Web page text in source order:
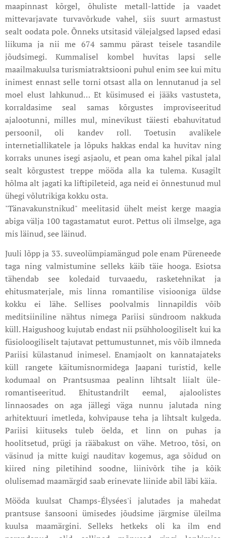
maapinnast kõrgel, õhuliste metall-lattide ja vaadet
mittevarjavate turvavõrkude vahel, siis suurt armastust
sealt oodata pole. Õnneks utsitasid välejalgsed lapsed edasi
liikuma ja nii me 674 sammu pärast teisele tasandile
jõudsimegi. Kummalisel kombel huvitas lapsi selle
maailmakuulsa turismiatraktsiooni puhul enim see kui mitu
inimest ennast selle torni otsast alla on lennutanud ja sel
moel elust lahkunud… Et küsimused ei jääks vastusteta,
korraldasime seal samas kõrgustes improviseeritud
ajalootunni, milles mul, minevikust täiesti ebahuvitatud
persoonil, oli kandev roll. Toetusin avalikele
internetiallikatele ja lõpuks hakkas endal ka huvitav ning
korraks ununes isegi asjaolu, et pean oma kahel pikal jalal
sealt kõrgustest treppe mööda alla ka tulema. Kusagilt
hõlma alt jagati ka liftipileteid, aga neid ei õnnestunud mul
ühegi võlutrikiga kokku osta.
"Tänavakunstnikud" meelitasid ühelt meist kerge maagia
abiga välja 100 tagastamatut eurot. Pettus oli ilmselge, aga
mis läinud, see läinud.
Juuli lõpp ja 33. suveolümpiamängud pole enam Püreneede
taga ning valmistumine selleks käib täie hooga. Esiotsa
tähendab see koledaid turvaaedu, rasketehnikat ja
ehitusmaterjale, mis linna romantilise visiooniga üldse
kokku ei lähe. Sellises poolvalmis linnapildis võib
meditsiiniline nähtus nimega Pariisi sündroom nakkuda
küll. Haigushoog kujutab endast nii psühholoogiliselt kui ka
füsioloogiliselt tajutavat pettumustunnet, mis võib ilmneda
Pariisi külastanud inimesel. Enamjaolt on kannatajateks
küll rangete käitumisnormidega Jaapani turistid, kelle
kodumaal on Prantsusmaa pealinn lihtsalt liialt üle-
romantiseeritud. Ehitustandrilt eemal, ajaloolistes
linnaosades on aga jällegi väga nunnu jalutada ning
arhitektuuri imetleda, kohvipause teha ja lihtsalt kulgeda.
Pariisi kiituseks tuleb öelda, et linn on puhas ja
hoolitsetud, prügi ja rääbakust on vähe. Metroo, tõsi, on
väsinud ja mitte kuigi nauditav kogemus, aga sõidud on
kiired ning piletihind soodne, liinivõrk tihe ja kõik
olulisemad maamärgid saab erinevate liinide abil läbi käia.
Mööda kuulsat Champs-Élysées'i jalutades ja mahedat
prantsuse šansooni ümisedes jõudsime järgmise üleilma
kuulsa maamärgini. Selleks hetkeks oli ka ilm end